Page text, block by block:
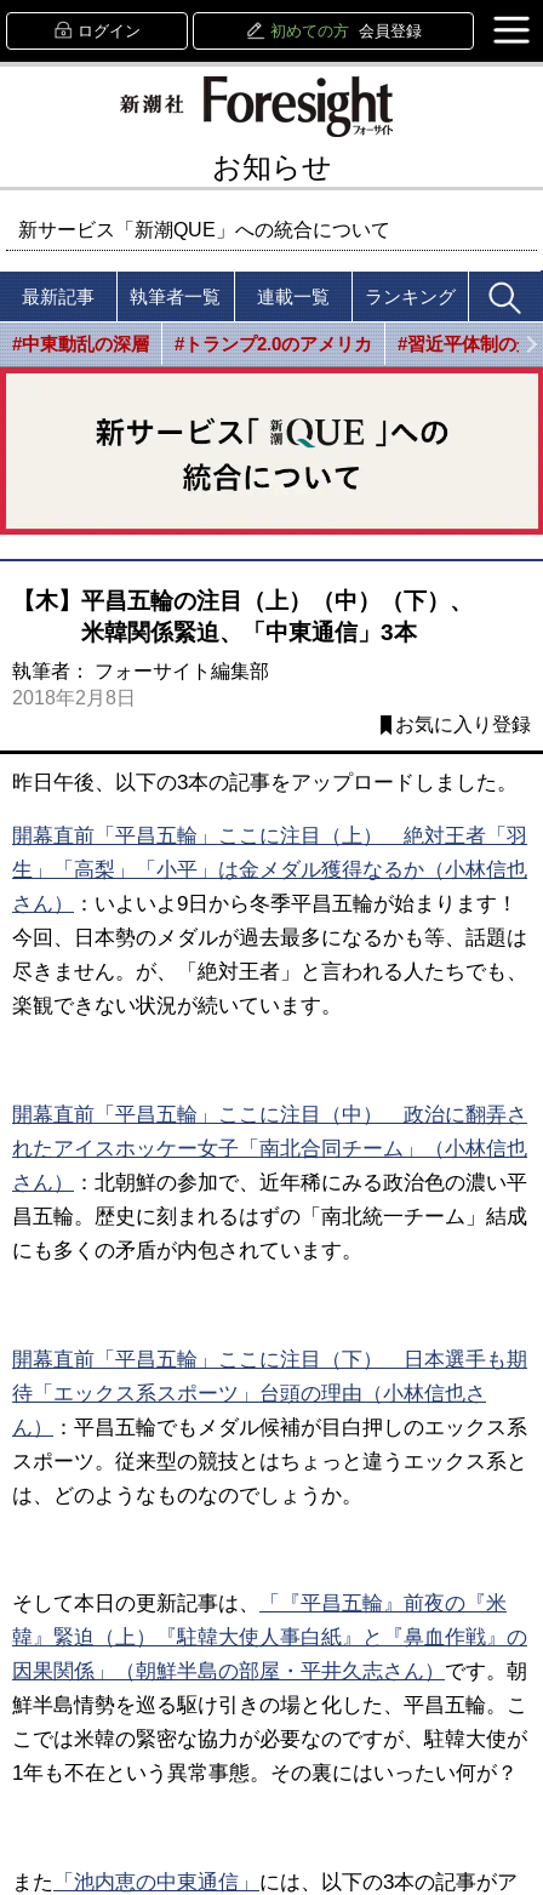
ログイン 初めての方 会員登録
お知らせ
新サービス「新潮QUE」への統合について
最新記事 執筆者一覧 連載一覧 ランキング
#中東動乱の深層 #トランプ2.0のアメリカ #習近平体制の光
【木】平昌五輪の注目（上）（中）（下）、
米韓関係緊迫、「中東通信」3本
執筆者： フォーサイト編集部
2018年2月8日
お気に入り登録
昨日午後、以下の3本の記事をアップロードしました。
開幕直前「平昌五輪」ここに注目（上） 絶対王者「羽
生」「高梨」「小平」は金メダル獲得なるか（小林信也
さん）
：いよいよ9日から冬季平昌五輪が始まります！
今回、日本勢のメダルが過去最多になるかも等、話題は
尽きません。が、「絶対王者」と言われる人たちでも、
楽観できない状況が続いています。
開幕直前「平昌五輪」ここに注目（中） 政治に翻弄さ
れたアイスホッケー女子「南北合同チーム」（小林信也
さん）
：北朝鮮の参加で、近年稀にみる政治色の濃い平
昌五輪。歴史に刻まれるはずの「南北統一チーム」結成
にも多くの矛盾が内包されています。
開幕直前「平昌五輪」ここに注目（下） 日本選手も期
待「エックス系スポーツ」台頭の理由（小林信也さ
ん）
：平昌五輪でもメダル候補が目白押しのエックス系
スポーツ。従来型の競技とはちょっと違うエックス系と
は、どのようなものなのでしょうか。
そして本日の更新記事は、
「『平昌五輪』前夜の『米
韓』緊迫（上）『駐韓大使人事白紙』と『鼻血作戦』の
因果関係」（朝鮮半島の部屋・平井久志さん） です。朝
鮮半島情勢を巡る駆け引きの場と化した、平昌五輪。こ
こでは米韓の緊密な協力が必要なのですが、駐韓大使が
1年も不在という異常事態。その裏にはいったい何が？
また 「池内恵の中東通信」 には、以下の3本の記事がア